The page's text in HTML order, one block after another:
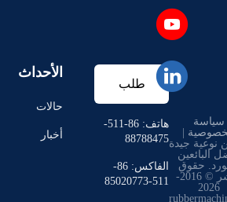
الأحداث
حالات
أخبار
طلب
اقتباس هاتف: 86-511-
88788475
الفاكس: 86-
511-85020773
سياسة
نوعية جيدة
البائعين
حقوق
النشر © 2016-
2026